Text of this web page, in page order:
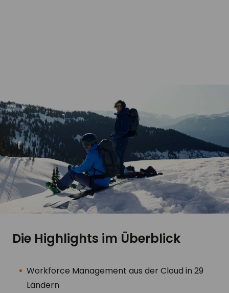
Die Highlights im Überblick
Workforce Management aus der Cloud in 29
Ländern